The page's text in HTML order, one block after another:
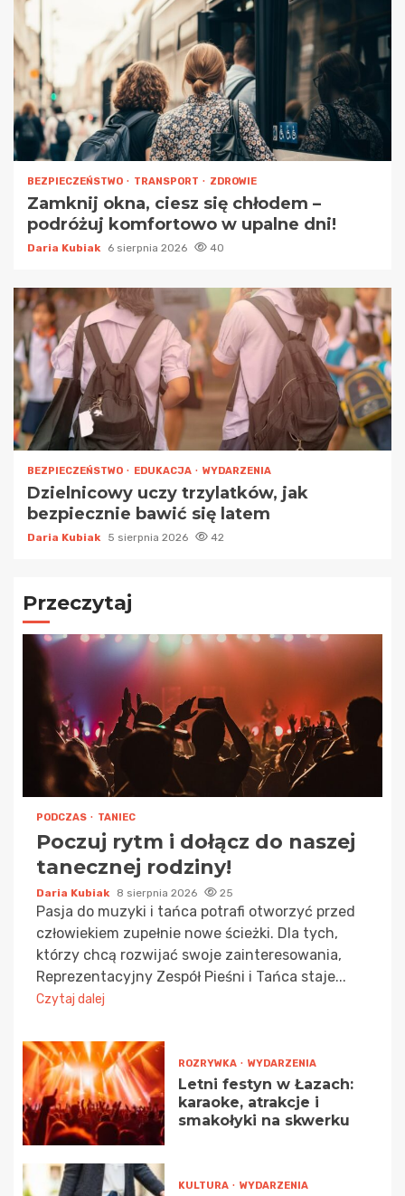
BEZPIECZEŃSTWO TRANSPORT ZDROWIE
Zamknij okna, ciesz się chłodem –
podróżuj komfortowo w upalne dni!
Daria Kubiak 6 sierpnia 2026 40
BEZPIECZEŃSTWO EDUKACJA WYDARZENIA
Dzielnicowy uczy trzylatków, jak
bezpiecznie bawić się latem
Daria Kubiak 5 sierpnia 2026 42
Przeczytaj
PODCZAS TANIEC
Poczuj rytm i dołącz do naszej
tanecznej rodziny!
Daria Kubiak 8 sierpnia 2026 25
Pasja do muzyki i tańca potrafi otworzyć przed
człowiekiem zupełnie nowe ścieżki. Dla tych,
którzy chcą rozwijać swoje zainteresowania,
Reprezentacyjny Zespół Pieśni i Tańca staje...
Czytaj dalej
ROZRYWKA WYDARZENIA
Letni festyn w Łazach:
karaoke, atrakcje i
smakołyki na skwerku
KULTURA WYDARZENIA